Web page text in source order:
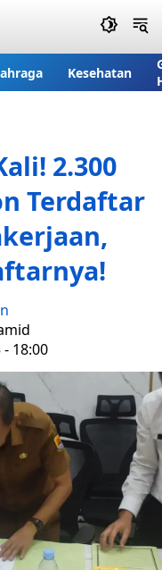
Kesehatan
2.300
Terdaftar
- 18:00